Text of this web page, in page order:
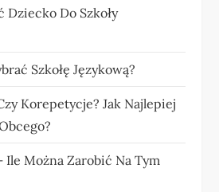
Dziecko Do Szkoły
Szkołę Językową?
Korepetycje? Jak Najlepiej
Ile Można Zarobić Na Tym